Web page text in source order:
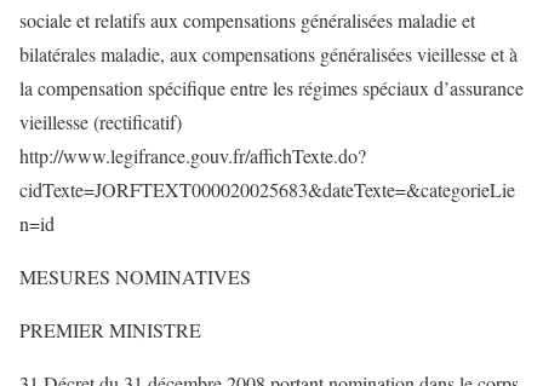
sociale et relatifs aux compensations généralisées maladie et
bilatérales maladie, aux compensations généralisées vieillesse et à
la compensation spécifique entre les régimes spéciaux d’assurance
vieillesse (rectificatif)
http://www.legifrance.gouv.fr/affichTexte.do?
cidTexte=JORFTEXT000020025683&dateTexte=&categorieLie
n=id
MESURES NOMINATIVES
PREMIER MINISTRE